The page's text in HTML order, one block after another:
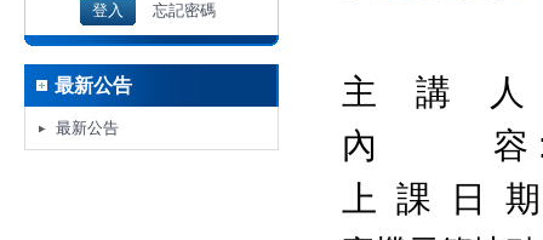
忘記密碼
最新公告
最新公告
主 講 人 :
內 容 : 流
上 課 日